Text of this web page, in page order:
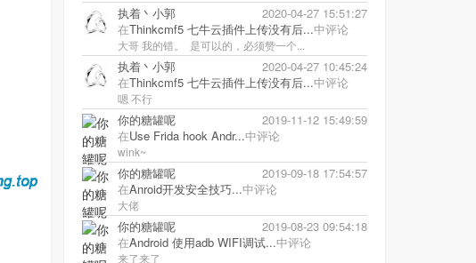
执着丶小郭
2020-04-27 15:51:27
在Thinkcmf5 七牛云插件上传没有后...中评论
大哥 我的错。 是可以的，必须赞一个...
执着丶小郭
2020-04-27 10:45:24
在Thinkcmf5 七牛云插件上传没有后...中评论
嗯 不行
你的糖罐呢
2019-11-12 15:49:59
在Use Frida hook Andr...中评论
wink~
你的糖罐呢
2019-09-18 17:54:57
在Anroid开发安全技巧...中评论
大佬
你的糖罐呢
2019-08-23 09:54:18
在Android 使用adb WIFI调试...中评论
来了来了